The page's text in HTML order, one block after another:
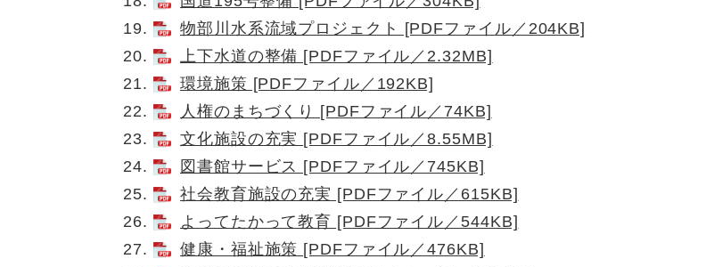
物部川水系流域プロジェクト [PDFファイル／204KB]
上下水道の整備 [PDFファイル／2.32MB]
環境施策 [PDFファイル／192KB]
人権のまちづくり [PDFファイル／74KB]
文化施設の充実 [PDFファイル／8.55MB]
図書館サービス [PDFファイル／745KB]
社会教育施設の充実 [PDFファイル／615KB]
よってたかって教育 [PDFファイル／544KB]
健康・福祉施策 [PDFファイル／476KB]